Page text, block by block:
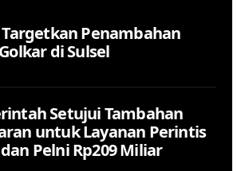
Penambahan
di Sulsel
Setujui Tambahan
untuk Layanan Perintis
dan Pelni Rp209 Miliar